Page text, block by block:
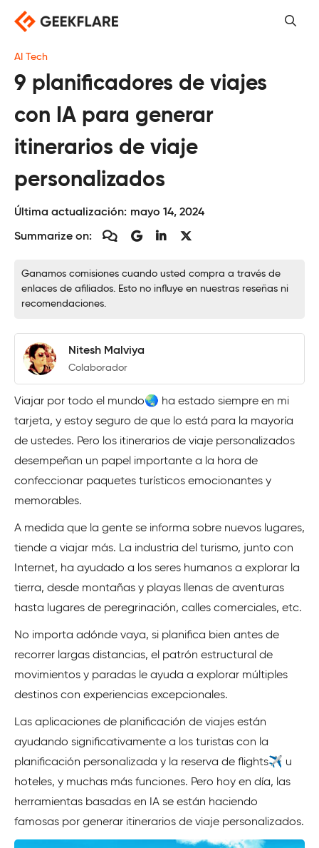
Saltar
contenido
AI Tech
9 planificadores de viajes
con IA para generar
itinerarios de viaje
personalizados
Última actualización: mayo 14, 2024
Summarize on:
Ganamos comisiones cuando usted compra a través de
enlaces de afiliados. Esto no influye en nuestras reseñas ni
recomendaciones.
Nitesh Malviya
Colaborador
Viajar por todo el mundo🌏 ha estado siempre en mi
tarjeta, y estoy seguro de que lo está para la mayoría
de ustedes. Pero los itinerarios de viaje personalizados
desempeñan un papel importante a la hora de
confeccionar paquetes turísticos emocionantes y
memorables.
A medida que la gente se informa sobre nuevos lugares,
tiende a viajar más. La industria del turismo, junto con
Internet, ha ayudado a los seres humanos a explorar la
tierra, desde montañas y playas llenas de aventuras
hasta lugares de peregrinación, calles comerciales, etc.
No importa adónde vaya, si planifica bien antes de
recorrer largas distancias, el patrón estructural de
movimientos y paradas le ayuda a explorar múltiples
destinos con experiencias excepcionales.
Las aplicaciones de planificación de viajes están
ayudando significativamente a los turistas con la
planificación personalizada y la reserva de flights✈️ u
hoteles, y muchas más funciones. Pero hoy en día, las
herramientas basadas en IA se están haciendo
famosas por generar itinerarios de viaje personalizados.